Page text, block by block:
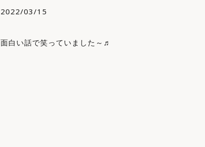
2022/03/15
面白い話で笑っていました～♬